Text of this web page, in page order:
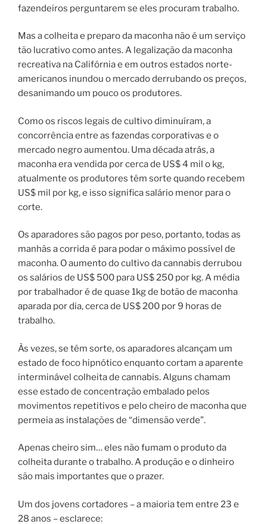
fazendeiros perguntarem se eles procuram trabalho.
Mas a colheita e preparo da maconha não é um serviço
tão lucrativo como antes. A legalização da maconha
recreativa na Califórnia e em outros estados norte-
americanos inundou o mercado derrubando os preços,
desanimando um pouco os produtores.
Como os riscos legais de cultivo diminuíram, a
concorrência entre as fazendas corporativas e o
mercado negro aumentou. Uma década atrás, a
maconha era vendida por cerca de US$ 4 mil o kg,
atualmente os produtores têm sorte quando recebem
US$ mil por kg, e isso significa salário menor para o
corte.
Os aparadores são pagos por peso, portanto, todas as
manhãs a corrida é para podar o máximo possível de
maconha. O aumento do cultivo da cannabis derrubou
os salários de US$ 500 para US$ 250 por kg. A média
por trabalhador é de quase 1kg de botão de maconha
aparada por dia, cerca de US$ 200 por 9 horas de
trabalho.
Às vezes, se têm sorte, os aparadores alcançam um
estado de foco hipnótico enquanto cortam a aparente
interminável colheita de cannabis. Alguns chamam
esse estado de concentração embalado pelos
movimentos repetitivos e pelo cheiro de maconha que
permeia as instalações de “dimensão verde”.
Apenas cheiro sim… eles não fumam o produto da
colheita durante o trabalho. A produção e o dinheiro
são mais importantes que o prazer.
Um dos jovens cortadores – a maioria tem entre 23 e
28 anos – esclarece: